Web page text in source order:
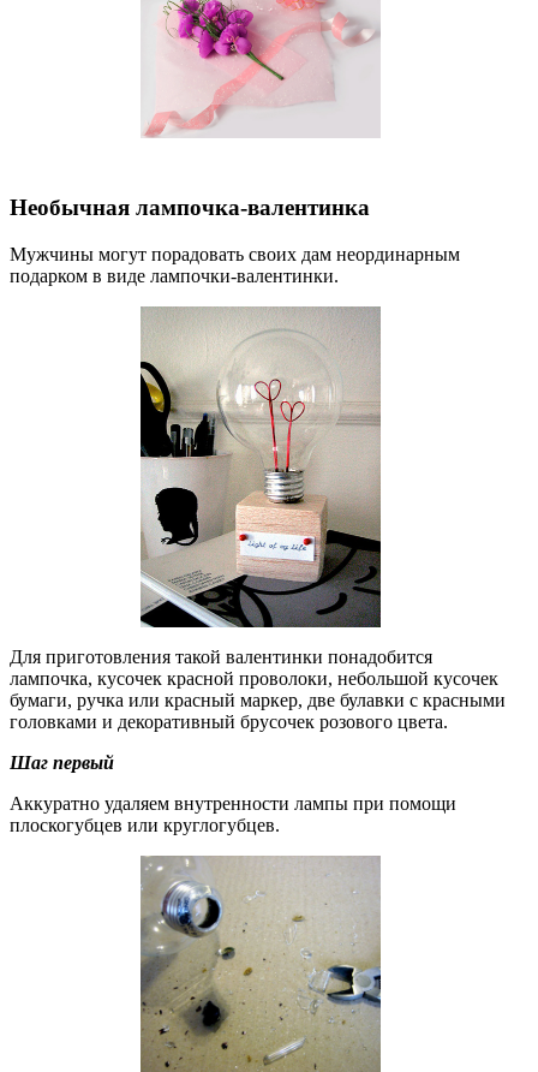
Необычная лампочка-валентинка
Мужчины могут порадовать своих дам неординарным
подарком в виде лампочки-валентинки.
Для приготовления такой валентинки понадобится
лампочка, кусочек красной проволоки, небольшой кусочек
бумаги, ручка или красный маркер, две булавки с красными
головками и декоративный брусочек розового цвета.
Шаг первый
Аккуратно удаляем внутренности лампы при помощи
плоскогубцев или круглогубцев.